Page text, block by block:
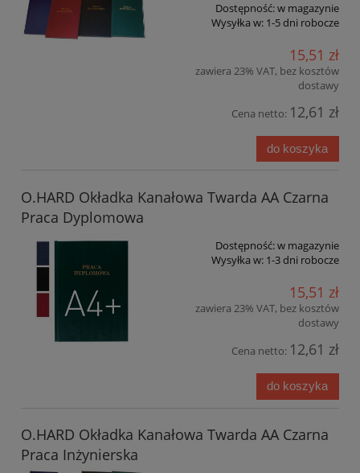
Dostępność:w magazynie
Wysyłka w: 1-5 dni robocze
15,51 zł
zawiera 23% VAT, bez kosztów
dostawy
Cena netto: 12,61 zł
do koszyka
O.HARD Okładka Kanałowa Twarda AA Czarna
Praca Dyplomowa
Dostępność:w magazynie
Wysyłka w: 1-3 dni robocze
15,51 zł
zawiera 23% VAT, bez kosztów
dostawy
Cena netto: 12,61 zł
do koszyka
O.HARD Okładka Kanałowa Twarda AA Czarna
Praca Inżynierska